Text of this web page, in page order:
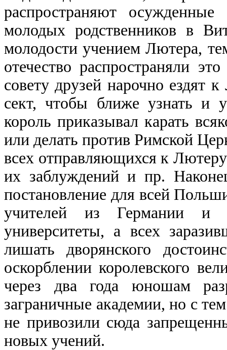
распространяют
молодых родственников в
молодости учением Лютера,
отечество распространяли
совету друзей нарочно ездят
сект, чтобы ближе узнать и
король приказывал карать
или делать против Римской
всех отправляющихся к
их заблуждений и пр.
постановление для всей
учителей из Германии и
университеты, а всех
лишать дворянского
оскорблении королевского
через два года юношам
заграничные академии, но с
не привозили сюда
новых учений.